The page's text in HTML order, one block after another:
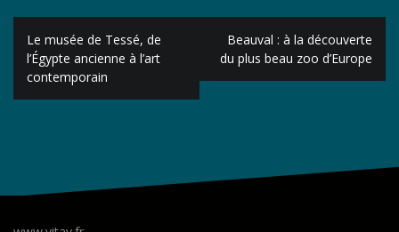
Navigation
de
l’article
Le musée de Tessé, de
l’Égypte ancienne à l’art
contemporain
Beauval : à la découverte
du plus beau zoo d’Europe